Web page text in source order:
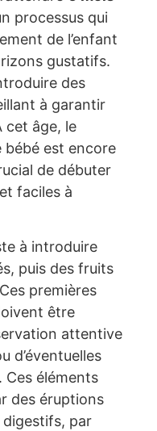
processus qui
de l’enfant
gustatifs.
des
à garantir
cet âge, le
est encore
de débuter
faciles à
à introduire
puis des fruits
premières
être
attentive
d’éventuelles
Ces éléments
des éruptions
digestifs, par